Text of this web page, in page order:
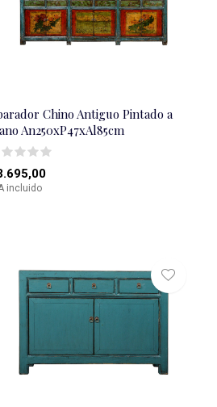
Chino Antiguo Pintado a
An250xP47xAl85cm
incluido